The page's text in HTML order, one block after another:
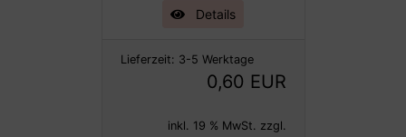
Details
Lieferzeit: 3-5 Werktage
0,60 EUR
inkl. 19 % MwSt. zzgl.